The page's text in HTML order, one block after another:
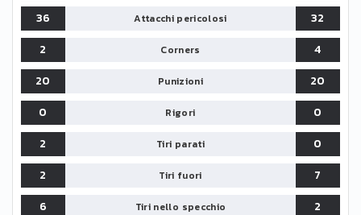
36
Attacchi pericolosi
32
2
Corners
4
20
Punizioni
20
0
Rigori
0
2
Tiri parati
0
2
Tiri fuori
7
6
Tiri nello specchio 2